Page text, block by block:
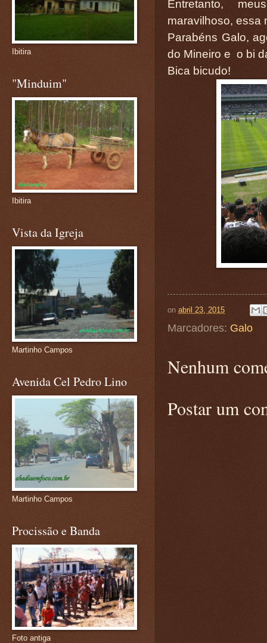
Entretanto,
maravilhoso, essa
Parabéns Galo,
do Mineiro e o bi
Bica bicudo!
on abril 23, 2015
Marcadores: Galo
Nenhum
Postar um
Ibitira
"Minduim"
Ibitira
Vista da Igreja
Martinho Campos
Avenida Cel Pedro Lino
Martinho Campos
Procissão e Banda
Foto antiga